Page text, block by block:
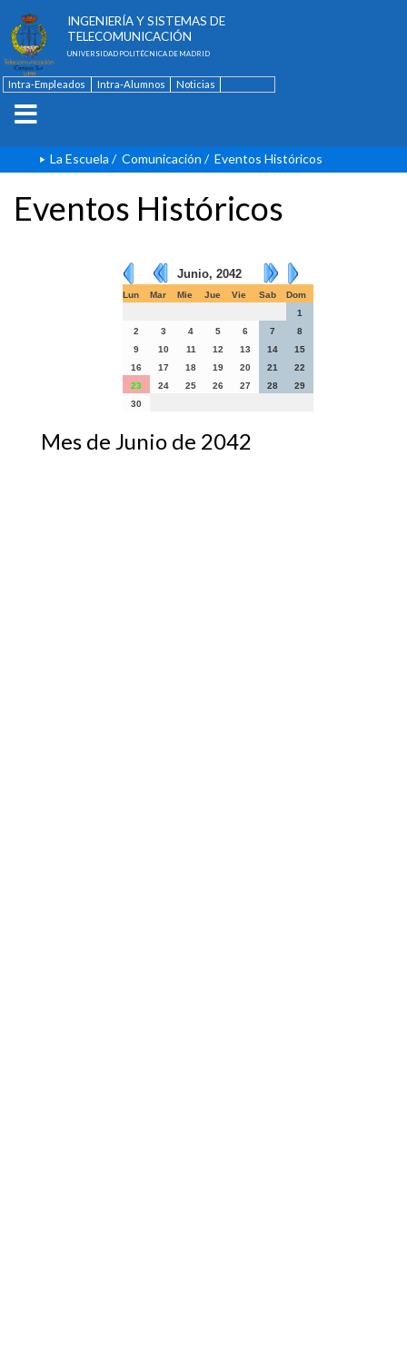
INGENIERÍA Y SISTEMAS DE
TELECOMUNICACIÓN
UNIVERSIDAD POLITÉCNICA DE MADRID
Intra-Empleados Intra-Alumnos
Noticias
La Escuela / Comunicación / Eventos Históricos
Eventos Históricos
Junio, 2042
Lun Mar Mie Jue Vie Sab
Dom
1
2
3 4 5 6 7
8
9
10 11 12 13 14
15
16
17 18 19 20 21
22
23
24 25 26 27 28
29
30
Mes de Junio de 2042